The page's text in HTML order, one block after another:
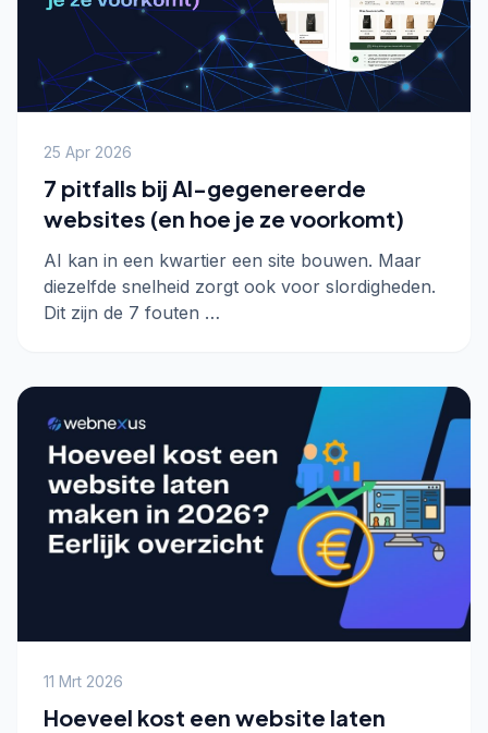
25 Apr 2026
7 pitfalls bij AI-gegenereerde
websites (en hoe je ze voorkomt)
AI kan in een kwartier een site bouwen. Maar
diezelfde snelheid zorgt ook voor slordigheden.
Dit zijn de 7 fouten …
11 Mrt 2026
Hoeveel kost een website laten